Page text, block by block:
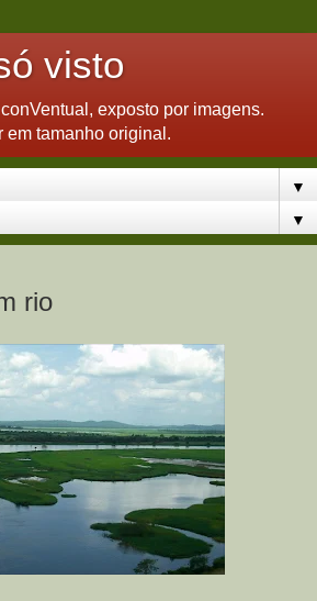
visto
exposto por imagens.
tamanho original.
▼
▼
rio